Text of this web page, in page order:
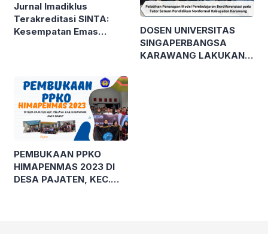
Jurnal Imadiklus
Terakreditasi SINTA:
Kesempatan Emas
DOSEN UNIVERSITAS
SINGAPERBANGSA
KARAWANG LAKUKAN
PEMBUKAAN PPKO
HIMAPENMAS 2023 DI
DESA PAJATEN, KEC.